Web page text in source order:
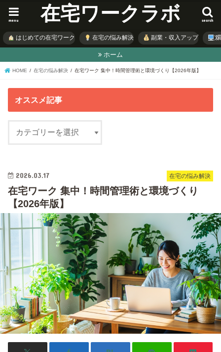
在宅ワークラボ search
menu
はじめての在宅ワーク 在宅の悩み解決 副業・収入アップ
ホーム
HOME 在宅の悩み解決 在宅ワーク 集中！時間管理術と環境づくり【2026年版】
オススメ記事
在宅の悩み解決
2026.03.17
在宅ワーク 集中！時間管理術と環境づくり
【2026年版】